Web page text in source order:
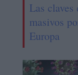
Las claves
masivos
Europa